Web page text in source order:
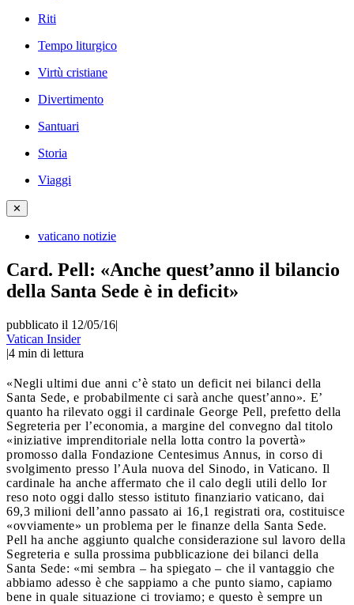
Riti
Tempo liturgico
Virtù cristiane
Divertimento
Santuari
Storia
Viaggi
✕
vaticano notizie
Card. Pell: «Anche quest’anno il bilancio
della Santa Sede è in deficit»
pubblicato il 12/05/16|
Vatican Insider
|4 min di lettura
«Negli ultimi due anni c’è stato un deficit nei bilanci della
Santa Sede, e probabilmente ci sarà anche quest’anno». E’
quanto ha rilevato oggi il cardinale George Pell, prefetto della
Segreteria per l’economia, a margine del convegno dal titolo
«iniziative imprenditoriale nella lotta contro la povertà»
promosso dalla Fondazione Centesimus Annus, in corso di
svolgimento presso l’Aula nuova del Sinodo, in Vaticano. Il
cardinale ha anche affermato che il calo degli utili dello Ior
reso noto oggi dallo stesso istituto finanziario vaticano, dai
69,3 milioni dell’anno passato ai 16,1 registrati ora, costituisce
«ovviamente» un problema per le finanze della Santa Sede.
Pell ha anche aggiunto qualche considerazione sul lavoro della
Segreteria e sulla prossima pubblicazione dei bilanci della
Santa Sede: «mi sembra – ha spiegato – che il vantaggio che
abbiamo adesso è che sappiamo a che punto siamo, capiamo
bene in quale situazione ci troviamo; e questo è sempre un